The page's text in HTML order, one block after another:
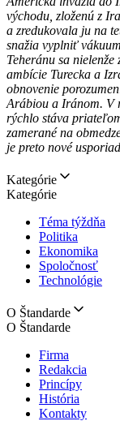
východu, zloženú z
a zredukovala ju na
snažia vyplniť
Teheránu sa
ambície Turecka a
obnovenie
Arábiou a Iránom. V
rýchlo stáva
zamerané na
je preto nové
Kategórie
Kategórie
Téma týždňa
Politika
Ekonomika
Spoločnosť
Technológie
O Štandarde
O Štandarde
Firma
Redakcia
Princípy
História
Kontakty